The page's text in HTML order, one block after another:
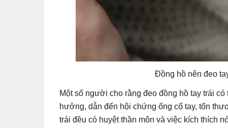
Đồng hồ nên đeo
Một số người cho rằng đeo đồng hồ tay trái
hưởng, dẫn đến hội chứng ống cổ tay, tổn
trái đều có huyệt thần môn và việc kích thích